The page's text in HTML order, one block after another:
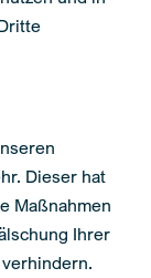
Dieser hat
Maßnahmen
Ihrer